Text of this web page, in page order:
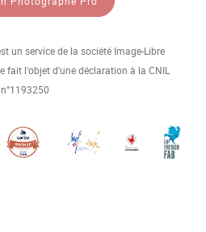
un service de la société Image-Libre
fait l'objet d'une déclaration à la CNIL
n°1193250